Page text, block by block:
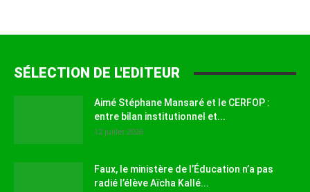
SÉLECTION DE L'EDITEUR
Aimé Stéphane Mansaré et le CERFOP :
entre bilan institutionnel et...
12 juillet 2026
Faux, le ministère de l’Éducation n’a pas
radié l’élève Aïcha Kallé...